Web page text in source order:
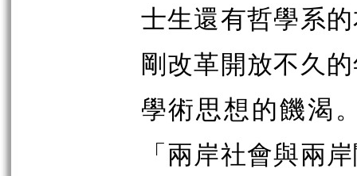
士生還有哲學系
剛改革開放不久
學術思想的饑渴
「兩岸社會與兩